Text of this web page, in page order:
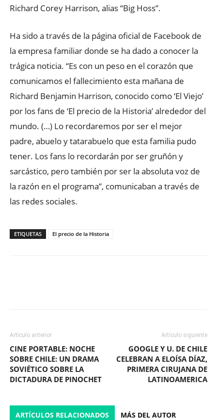
Richard Corey Harrison, alias “Big Hoss”.
Ha sido a través de la página oficial de Facebook de
la empresa familiar donde se ha dado a conocer la
trágica noticia. “Es con un peso en el corazón que
comunicamos el fallecimiento esta mañana de
Richard Benjamin Harrison, conocido como ‘El Viejo’
por los fans de ‘El precio de la Historia’ alrededor del
mundo. (…) Lo recordaremos por ser el mejor
padre, abuelo y tatarabuelo que esta familia pudo
tener. Los fans lo recordarán por ser gruñón y
sarcástico, pero también por ser la absoluta voz de
la razón en el programa”, comunicaban a través de
las redes sociales.
ETIQUETAS El precio de la Historia
Artículo anterior
CINE PORTABLE: NOCHE
SOBRE CHILE: UN DRAMA
SOVIÉTICO SOBRE LA
DICTADURA DE PINOCHET
Artículo siguiente
GOOGLE Y U. DE CHILE
CELEBRAN A ELOÍSA DÍAZ,
PRIMERA CIRUJANA DE
LATINOAMERICA
ARTÍCULOS RELACIONADOS MÁS DEL AUTOR